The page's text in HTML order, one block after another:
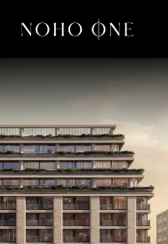
O NOHO ONE
LIFESTYLE
APARTAMENTY
O NAS